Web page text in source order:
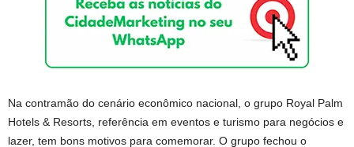
Na contramão do cenário econômico nacional, o grupo Royal Palm
Hotels & Resorts, referência em eventos e turismo para negócios e
lazer, tem bons motivos para comemorar. O grupo fechou o